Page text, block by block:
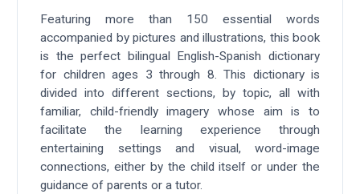
Featuring more than 150 essential words
accompanied by pictures and illustrations, this book
is the perfect bilingual English-Spanish dictionary
for children ages 3 through 8. This dictionary is
divided into different sections, by topic, all with
familiar, child-friendly imagery whose aim is to
facilitate the learning experience through
entertaining settings and visual, word-image
connections, either by the child itself or under the
guidance of parents or a tutor.